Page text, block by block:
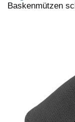
Baskenmützen